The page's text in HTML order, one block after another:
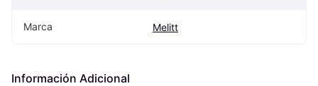
Marca Melitt
Información Adicional